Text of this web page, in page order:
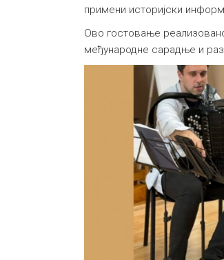
примени историјски
Ово гостовање
међународне сарадње и